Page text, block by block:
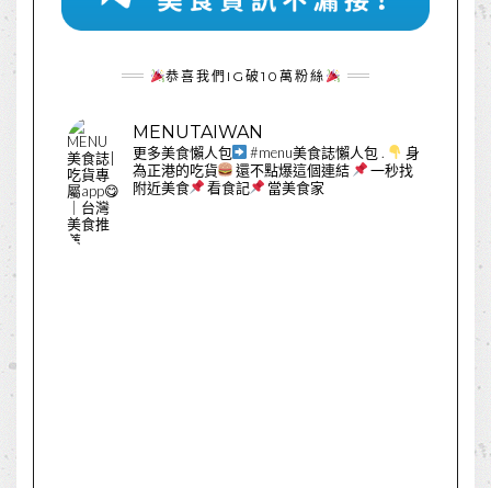
恭喜我們IG破10萬粉絲
MENUTAIWAN
更多美食懶人包 #menu美食誌懶人包 .
身
為正港的吃貨
還不點爆這個連結
一秒找
附近美食
看食記 當美食家